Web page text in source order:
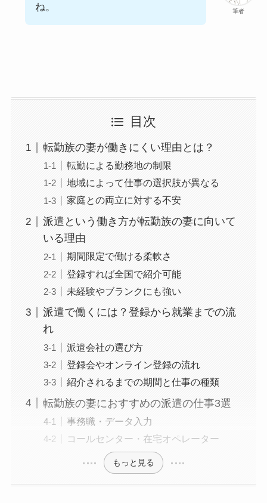
筆者
ね。
目次
転勤族の妻が働きにくい理由とは？
転勤による勤務地の制限
地域によって仕事の選択肢が異なる
家庭との両立に対する不安
派遣という働き方が転勤族の妻に向いて
いる理由
期間限定で働ける柔軟さ
登録すれば全国で紹介可能
未経験やブランクにも強い
派遣で働くには？登録から就業までの流
れ
派遣会社の選び方
登録会やオンライン登録の流れ
紹介されるまでの期間と仕事の種類
転勤族の妻におすすめの派遣の仕事3選
事務職・データ入力
コールセンター・在宅オペレーター
もっと見る